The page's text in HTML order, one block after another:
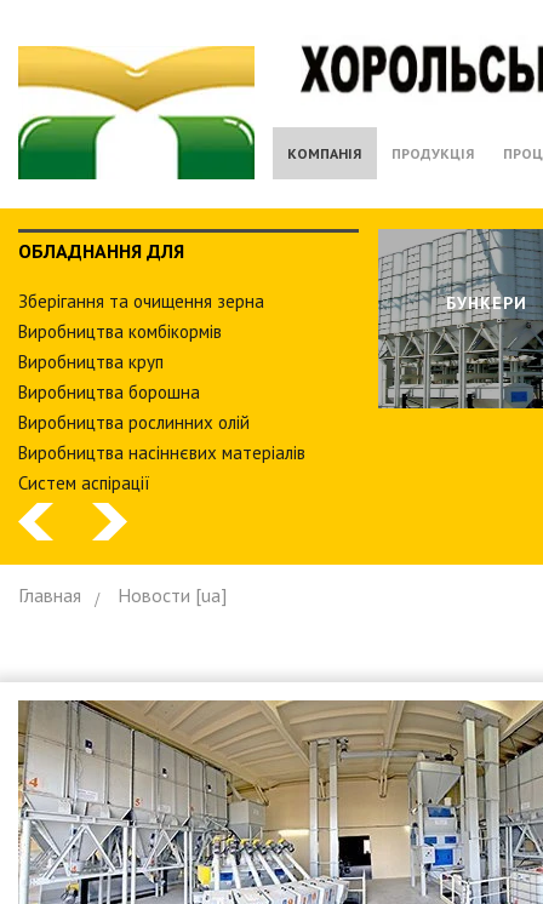
КОМПАНІЯ ПРОДУКЦІЯ
ОБЛАДНАННЯ ДЛЯ
Зберiгання та очищення зерна
Виробництва комбiкормiв
Виробництва круп
Виробництва борошна
Виробництва рослинних олiй
Виробництва насіннєвих матеріалів
Систем аспiрацiї
БУНКЕРИ
Главная Новости [ua]